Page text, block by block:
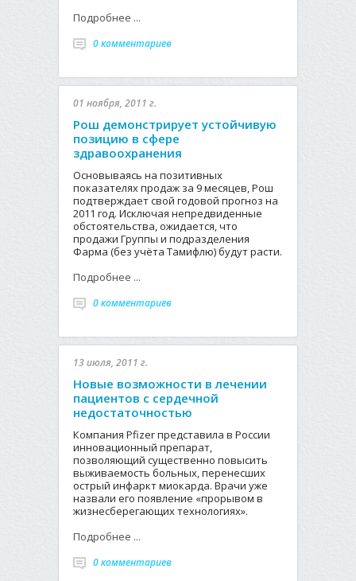
Подробнее ...
0 комментариев
01 ноября, 2011 г.
Рош демонстрирует устойчивую
позицию в сфере
здравоохранения
Основываясь на позитивных
показателях продаж за 9 месяцев, Рош
подтверждает свой годовой прогноз на
2011 год. Исключая непредвиденные
обстоятельства, ожидается, что
продажи Группы и подразделения
Фарма (без учёта Тамифлю) будут расти.
Подробнее ...
0 комментариев
13 июля, 2011 г.
Новые возможности в лечении
пациентов с сердечной
недостаточностью
Компания Pfizer представила в России
инновационный препарат,
позволяющий существенно повысить
выживаемость больных, перенесших
острый инфаркт миокарда. Врачи уже
назвали его появление «прорывом в
жизнесберегающих технологиях».
Подробнее ...
0 комментариев